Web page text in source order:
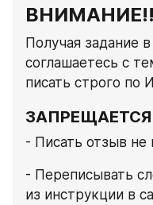
Получая задание
соглашаетесь с
писать строго
ЗАПРЕЩАЕТСЯ
- Писать отзыв не
- Переписывать
из инструкции в